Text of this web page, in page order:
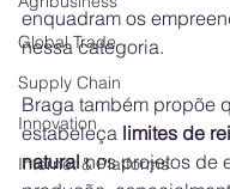
Global Trade
Supply Chain
Innovation
Internet & Platforms
enquadram os
nessa categoria.
Braga também propõe
estabeleça limites de
natural nos projetos de